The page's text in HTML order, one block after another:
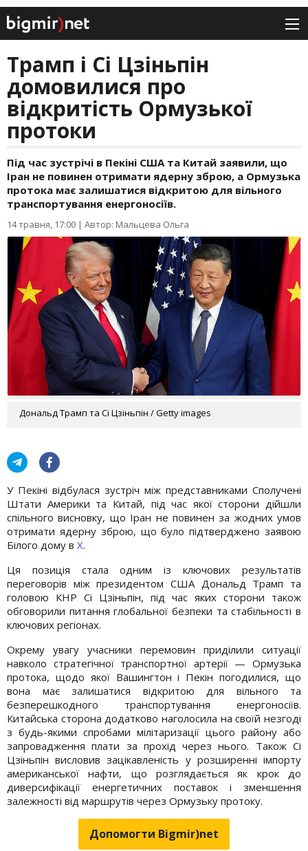
Трамп і Сі Цзіньпін
домовилися про
відкритість Ормузької
протоки
Під час зустрічі в Пекіні США та Китай заявили, що
Іран не повинен отримати ядерну зброю, а Ормузька
протока має залишатися відкритою для вільного
транспортування енергоносіїв.
14 травня, 17:00 | Автор: Мальцева Ольга
Дональд Трамп та Сі Цзіньпін / Getty images
У Пекіні відбулася зустріч між представниками Сполучені
Штати Америки та Китай, під час якої сторони дійшли
спільного висновку, що Іран не повинен за жодних умов
отримати ядерну зброю, що було підтверджено заявою
Білого дому в Х.
Ця позиція стала одним із ключових результатів
переговорів між президентом США Дональд Трамп та
головою КНР Сі Цзіньпін, під час яких сторони також
обговорили питання глобальної безпеки та стабільності в
ключових регіонах.
Окрему увагу учасники перемовин приділили ситуації
навколо стратегічної транспортної артерії — Ормузька
протока, щодо якої Вашингтон і Пекін погодилися, що
вона має залишатися відкритою для вільного та
безперешкодного транспортування енергоносіїв.
Китайська сторона додатково наголосила на своїй незгоді
з будь-якими спробами мілітаризації цього району або
запровадження плати за прохід через нього. Також Сі
Цзіньпін висловив зацікавленість у розширенні імпорту
американської нафти, що розглядається як крок до
диверсифікації енергетичних поставок і зменшення
залежності від маршрутів через Ормузьку протоку.
Допомогти Bigmir)net